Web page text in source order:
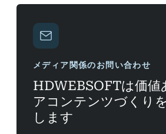
メディア関係のお問い合わせ
HDWEBSOFTは価値
アコンテンツづくり
します